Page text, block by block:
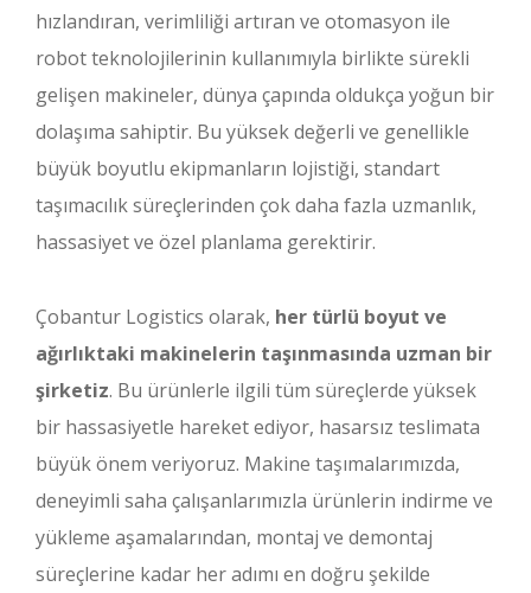
hızlandıran, verimliliği artıran ve otomasyon ile
robot teknolojilerinin kullanımıyla birlikte sürekli
gelişen makineler, dünya çapında oldukça yoğun bir
dolaşıma sahiptir. Bu yüksek değerli ve genellikle
büyük boyutlu ekipmanların lojistiği, standart
taşımacılık süreçlerinden çok daha fazla uzmanlık,
hassasiyet ve özel planlama gerektirir.
Çobantur Logistics olarak, her türlü boyut ve
ağırlıktaki makinelerin taşınmasında uzman bir
şirketiz. Bu ürünlerle ilgili tüm süreçlerde yüksek
bir hassasiyetle hareket ediyor, hasarsız teslimata
büyük önem veriyoruz. Makine taşımalarımızda,
deneyimli saha çalışanlarımızla ürünlerin indirme ve
yükleme aşamalarından, montaj ve demontaj
süreçlerine kadar her adımı en doğru şekilde